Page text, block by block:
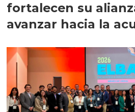
fortalecen su
avanzar hacia la